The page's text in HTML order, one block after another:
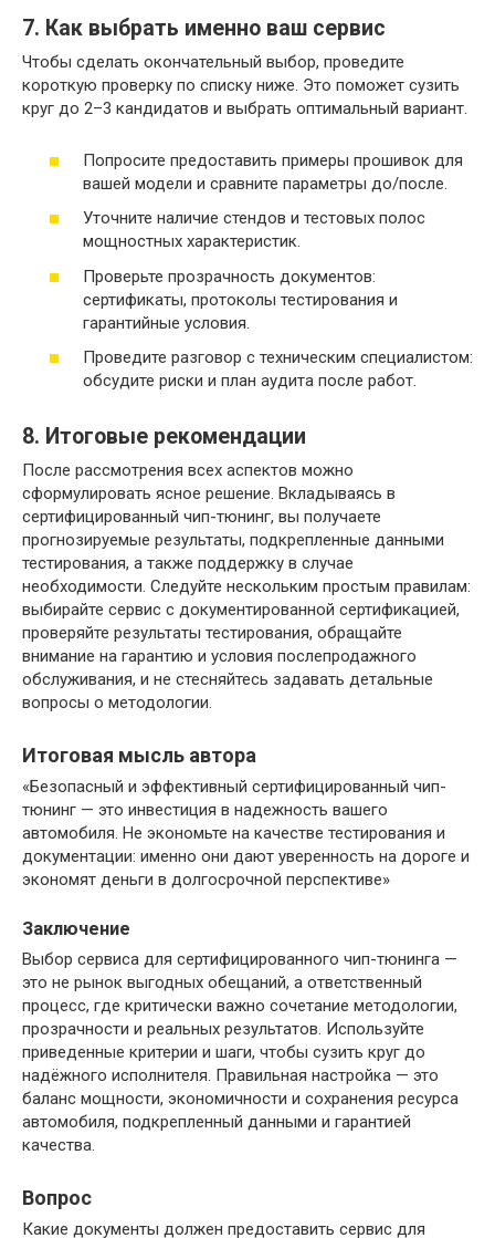
7. Как выбрать именно ваш сервис
Чтобы сделать окончательный выбор, проведите
короткую проверку по списку ниже. Это поможет сузить
круг до 2–3 кандидатов и выбрать оптимальный вариант.
Попросите предоставить примеры прошивок для
вашей модели и сравните параметры до/после.
Уточните наличие стендов и тестовых полос
мощностных характеристик.
Проверьте прозрачность документов:
сертификаты, протоколы тестирования и
гарантийные условия.
Проведите разговор с техническим специалистом:
обсудите риски и план аудита после работ.
8. Итоговые рекомендации
После рассмотрения всех аспектов можно
сформулировать ясное решение. Вкладываясь в
сертифицированный чип-тюнинг, вы получаете
прогнозируемые результаты, подкрепленные данными
тестирования, а также поддержку в случае
необходимости. Следуйте нескольким простым правилам:
выбирайте сервис с документированной сертификацией,
проверяйте результаты тестирования, обращайте
внимание на гарантию и условия послепродажного
обслуживания, и не стесняйтесь задавать детальные
вопросы о методологии.
Итоговая мысль автора
«Безопасный и эффективный сертифицированный чип-
тюнинг — это инвестиция в надежность вашего
автомобиля. Не экономьте на качестве тестирования и
документации: именно они дают уверенность на дороге и
экономят деньги в долгосрочной перспективе»
Заключение
Выбор сервиса для сертифицированного чип-тюнинга —
это не рынок выгодных обещаний, а ответственный
процесс, где критически важно сочетание методологии,
прозрачности и реальных результатов. Используйте
приведенные критерии и шаги, чтобы сузить круг до
надёжного исполнителя. Правильная настройка — это
баланс мощности, экономичности и сохранения ресурса
автомобиля, подкрепленный данными и гарантией
качества.
Вопрос
Какие документы должен предоставить сервис для